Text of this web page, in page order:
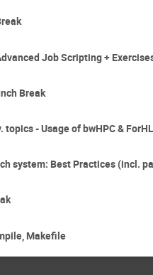
Job Scripting +
Break
topics - Usage of bwHPC &
system: Best Practices (incl.
Makefile